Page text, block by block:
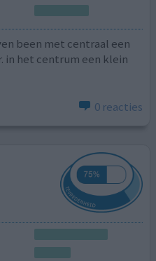
been met centraal een
in het centrum een klein
0 reacties